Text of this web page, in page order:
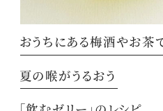
おうちにある梅酒やお茶
夏の喉がうるおう